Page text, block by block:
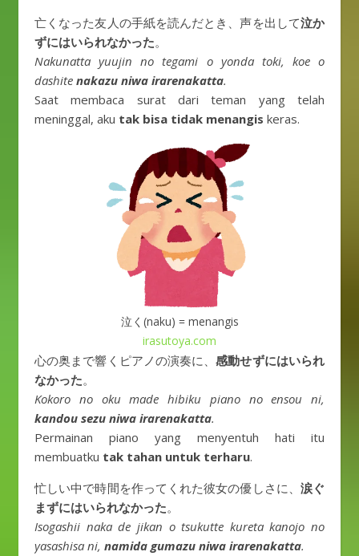
亡くなった友人の手紙を読んだとき、声を出して泣か
ずにはいられなかった。
Nakunatta yuujin no tegami o yonda toki, koe o
dashite nakazu niwa irarenakatta.
Saat membaca surat dari teman yang telah
meninggal, aku tak bisa tidak menangis keras.
泣く(naku) = menangis
irasutoya.com
心の奥まで響くピアノの演奏に、感動せずにはいられ
なかった。
Kokoro no oku made hibiku piano no ensou ni,
kandou sezu niwa irarenakatta.
Permainan piano yang menyentuh hati itu
membuatku tak tahan untuk terharu.
忙しい中で時間を作ってくれた彼女の優しさに、 涙ぐ
まずにはいられなかった。
Isogashii naka de jikan o tsukutte kureta kanojo no
yasashisa ni, namida gumazu niwa irarenakatta.